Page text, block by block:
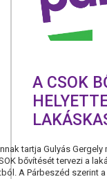
A CSOK
tartja Gulyás
bővítését tervezi a
A Párbeszéd szerint